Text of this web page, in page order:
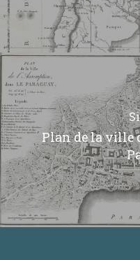
Plan de la ville